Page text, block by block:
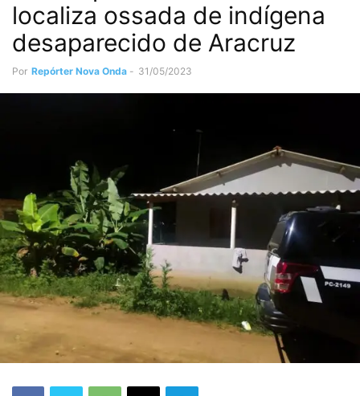
localiza ossada de indígena
desaparecido de Aracruz
Por Repórter Nova Onda - 31/05/2023